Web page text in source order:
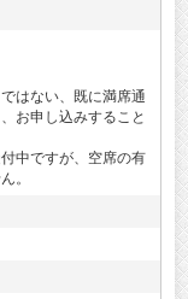
はない、既に満席通
お申し込みすること
中ですが、空席の有
。